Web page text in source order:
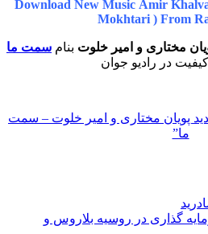
Download New Music Amir
Mokhtari ) From
مختاری و امیر خلوت بنام سمت ما
کیفیت در رادیو جوان
پویان مختاری و امیر خلوت – سمت
ما”
گذاری در روسیه بلاروس و